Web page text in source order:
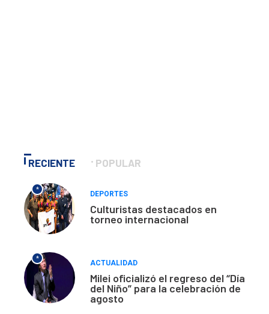
RECIENTE POPULAR
*
DEPORTES
Culturistas destacados en
torneo internacional
*
ACTUALIDAD
Milei oficializó el regreso del “Día
del Niño” para la celebración de
agosto